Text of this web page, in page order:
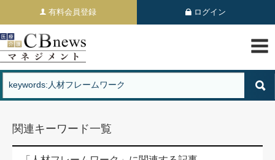
有料会員登録 ログイン
関連キーワード一覧